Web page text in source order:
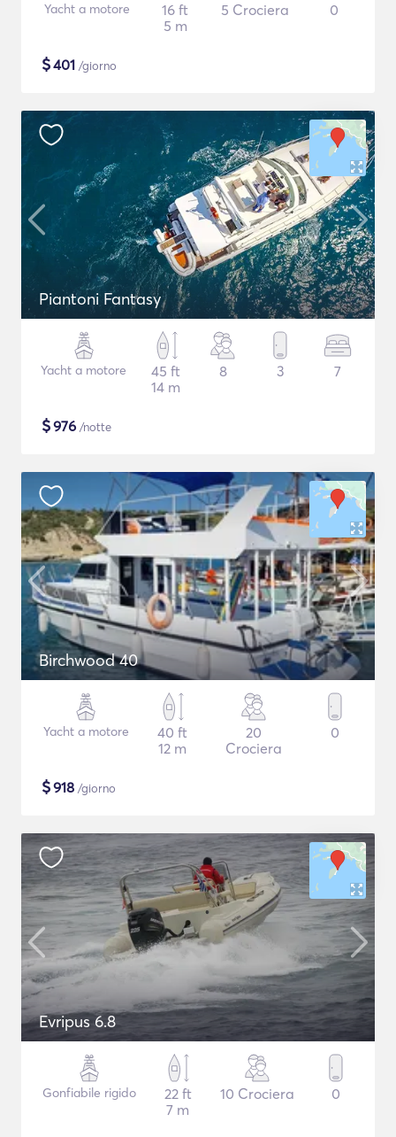
Yacht a motore
16 ft
5 m
5 Crociera 0
$401 /giorno
Piantoni Fantasy
Yacht a motore
45 ft
14 m
8 3 7
$976 /notte
Birchwood 40
Yacht a motore
40 ft
12 m
20
Crociera
0
$918 /giorno
Evripus 6.8
Gonfiabile rigido
22 ft
7 m
10 Crociera 0